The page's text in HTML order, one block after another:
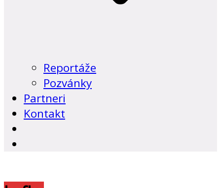
Reportáže
Pozvánky
Partneri
Kontakt